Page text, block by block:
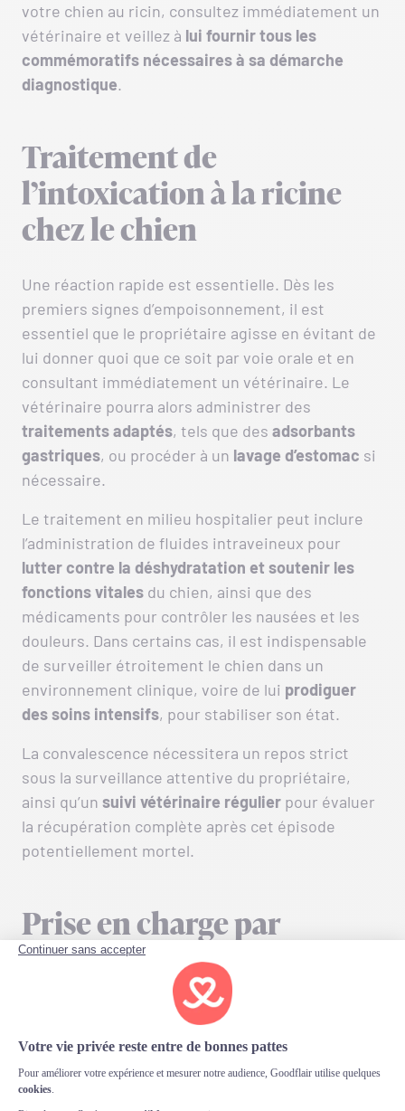
votre chien au ricin, consultez immédiatement un
vétérinaire et veillez à lui fournir tous les
commémoratifs nécessaires à sa démarche
diagnostique.
Traitement de
l’intoxication à la ricine
chez le chien
Une réaction rapide est essentielle. Dès les
premiers signes d’empoisonnement, il est
essentiel que le propriétaire agisse en évitant de
lui donner quoi que ce soit par voie orale et en
consultant immédiatement un vétérinaire. Le
vétérinaire pourra alors administrer des
traitements adaptés, tels que des adsorbants
gastriques, ou procéder à un lavage d’estomac si
nécessaire.
Le traitement en milieu hospitalier peut inclure
l’administration de fluides intraveineux pour
lutter contre la déshydratation et soutenir les
fonctions vitales du chien, ainsi que des
médicaments pour contrôler les nausées et les
douleurs. Dans certains cas, il est indispensable
de surveiller étroitement le chien dans un
environnement clinique, voire de lui prodiguer
des soins intensifs, pour stabiliser son état.
La convalescence nécessitera un repos strict
sous la surveillance attentive du propriétaire,
ainsi qu’un suivi vétérinaire régulier pour évaluer
la récupération complète après cet épisode
potentiellement mortel.
Prise en charge par
Goodflair de l’intoxication
au ricin chez le chien
Si votre chien a malheureusement ingéré de la
ricine, un grave accident,vous pouvez compter
sur Goodflair